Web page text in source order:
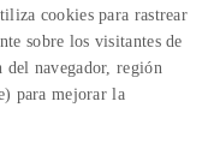
cookies para rastrear
sobre los visitantes de
del navegador, región
para mejorar la